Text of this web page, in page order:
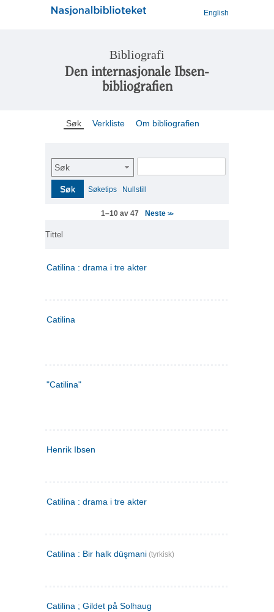
English
Bibliografi
Den internasjonale Ibsen-
bibliografien
Søk Verkliste Om bibliografien
Søk
Søk Søketips Nullstill
1–10 av 47 Neste>>
Tittel
Catilina : drama i tre akter
Catilina
"Catilina"
Henrik Ibsen
Catilina : drama i tre akter
Catilina : Bir halk düşmani (tyrkisk)
Catilina ; Gildet på Solhaug